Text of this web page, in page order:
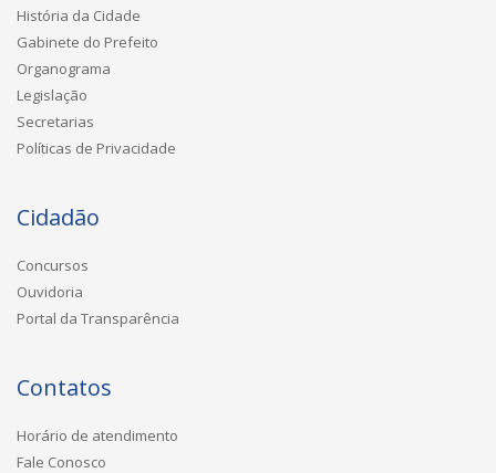
História da Cidade
Gabinete do Prefeito
Organograma
Legislação
Secretarias
Políticas de Privacidade
Cidadão
Concursos
Ouvidoria
Portal da Transparência
Contatos
Horário de atendimento
Fale Conosco